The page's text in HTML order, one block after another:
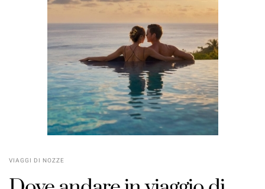
VIAGGI DI NOZZE